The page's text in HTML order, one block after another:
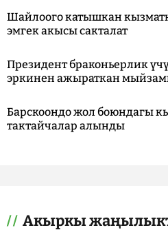
Шайлоого катышкан
эмгек акысы сакталат
Президент браконьерлик
эркинен ажыраткан
Барскоондо жол боюндагы
тактайчалар алынды
Акыркы